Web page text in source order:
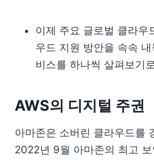
이제 주요 글로벌 클라우
우드 지원 방안을 속속
비스를 하나씩 살펴보기
AWS의 디지털 주권
아마존은 소버린 클라우드를
2022년 9월 아마존의 최고